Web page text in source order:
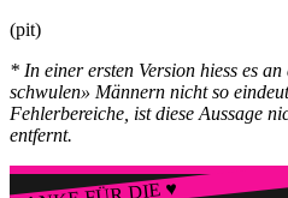
(pit)
* In einer ersten Version hiess es
schwulen» Männern nicht so
Fehlerbereiche, ist diese Aussage
entfernt.